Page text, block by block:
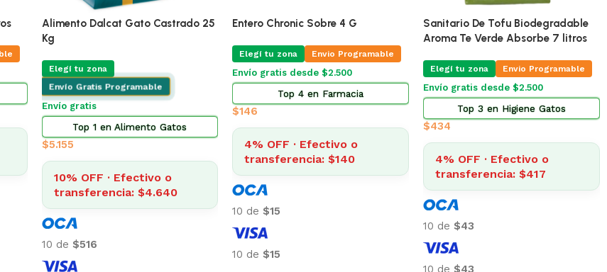
Kg
4% OFF · Efectivo o
transferencia: $309
10 de$32
10 de $32
🔥ÚLTIMAS 2
Kg Mas Juguete De Goma Modelos
Varios
Elegí tu zona
Top 5 en Alimento Perros
$3.238 $3.088
4% OFF · Efectivo o
transferencia: $2.964
Pro Omega Cachorro Raza Grande
15 Kg
Elegí tu zona
Envío Gratis Programable
Envío gratis
$3.185
4% OFF · Efectivo o
transferencia: $3.057
10 de $318
10 de $318